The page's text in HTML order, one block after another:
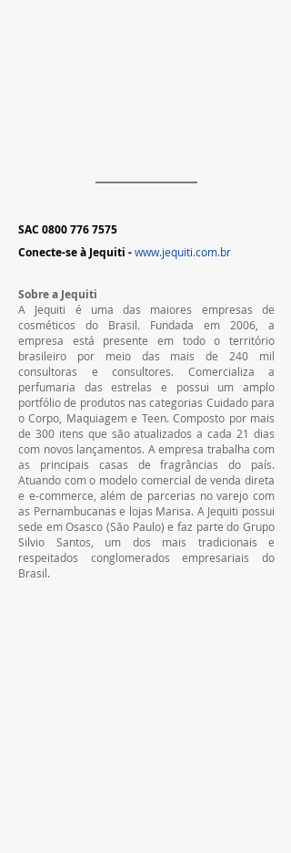
SAC 0800 776 7575
Conecte-se à Jequiti - www.jequiti.com.br
Sobre a Jequiti
​A Jequiti é uma das maiores empresas de
cosméticos do Brasil. Fundada em 2006, a
empresa está presente em todo o território
brasileiro por meio das mais de 240 mil
consultoras e consultores. Comercializa a
perfumaria das estrelas e possui um amplo
portfólio de produtos nas categorias Cuidado para
o Corpo, Maquiagem e Teen. Composto por mais
de 300 itens que são atualizados a cada 21 dias
com novos lançamentos. A empresa trabalha com
as principais casas de fragrâncias do país.
Atuando com o modelo comercial de venda direta
e e-commerce, além de parcerias no varejo com
as Pernambucanas e lojas Marisa. A Jequiti possui
sede em Osasco (São Paulo) e faz parte do Grupo
Silvio Santos, um dos mais tradicionais e
respeitados conglomerados empresariais do
Brasil.